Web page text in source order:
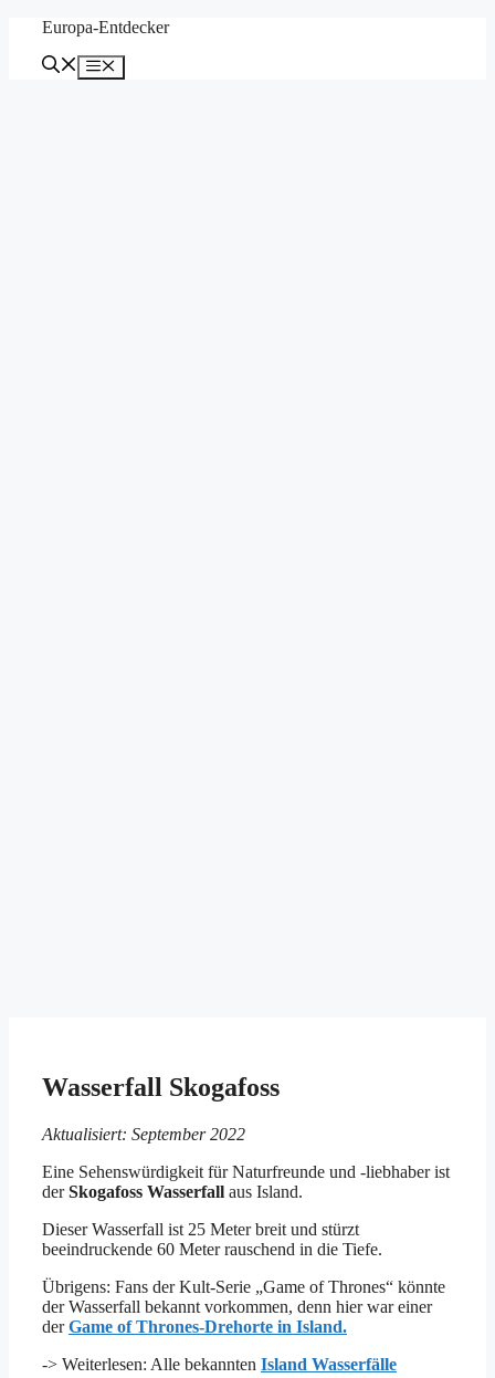
springen
Europa-Entdecker
Menü
Wasserfall Skogafoss
Aktualisiert: September 2022
Eine Sehenswürdigkeit für Naturfreunde und -liebhaber ist
derSkogafoss Wasserfall aus Island.
Dieser Wasserfall ist 25 Meter breit und stürzt
beeindruckende 60 Meter rauschend in die Tiefe.
Übrigens: Fans der Kult-Serie „Game of Thrones“ könnte
der Wasserfall bekannt vorkommen, denn hier war einer
derGame of Thrones-Drehorte in Island.
-> Weiterlesen: Alle bekannten Island Wasserfälle